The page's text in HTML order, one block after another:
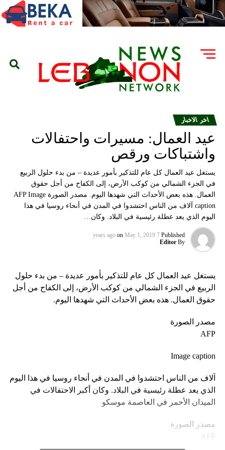
اخر الاخبار
عيد العمال: مسيرات واحتفالات
واشتباكات ورقص
يستغل عيد العمال كل عام للتذكير بأمور عديدة – من بدء حلول الربيع
في الجزء الشمالي من كوكب الأرض، إلى الكفاح من أجل حقوق
العمال. هذه بعض الأحداث التي شهدها اليوم. مصدر الصورة AFP Image
caption آلاف من الناس احتشدوا في المدن في أنحاء روسيا في هذا
اليوم الذي يعد عطلة رئيسية في البلاد. وكان…
Published
7 years ago
on May 1, 2019
By
Editor
يستغل عيد العمال كل عام للتذكير بأمور عديدة – من بدء حلول
الربيع في الجزء الشمالي من كوكب الأرض، إلى الكفاح من أجل
حقوق العمال. هذه بعض الأحداث التي شهدها اليوم.
مصدر الصورة
AFP
Image caption
آلاف من الناس احتشدوا في المدن في أنحاء روسيا في هذا اليوم
الذي يعد عطلة رئيسية في البلاد. وكان أكبر الاحتفالات في
الميدان الأحمر في العاصمة موسكو
مصدر الصورة
AFP